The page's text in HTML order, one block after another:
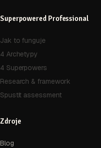
Superpowered Professional
Jak to funguje
4 Archetypy
4 Superpowers
Research & framework
Spustit assessment
Zdroje
Blog